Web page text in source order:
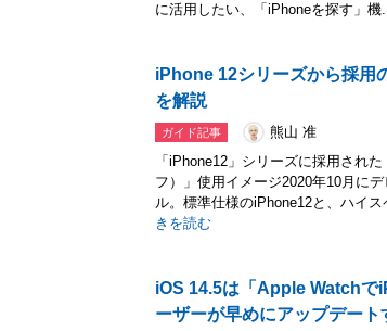
に活用したい、「iPhoneを探す」機
iPhone 12シリーズから採用
を解説
ガイド記事
熊山 准
「iPhone12」シリーズに採用され
フ）」使用イメージ2020年10月に
ル。標準仕様のiPhone12と、ハイ
きを読む
iOS 14.5は「Apple Watchで
ーザーが早めにアップデート